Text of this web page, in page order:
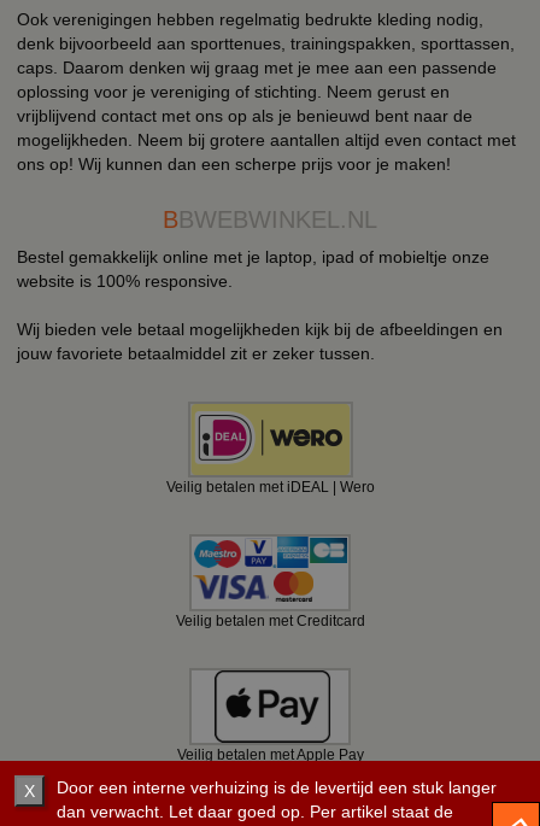
Ook verenigingen hebben regelmatig bedrukte kleding nodig,
denk bijvoorbeeld aan sporttenues, trainingspakken, sporttassen,
caps. Daarom denken wij graag met je mee aan een passende
oplossing voor je vereniging of stichting. Neem gerust en
vrijblijvend contact met ons op als je benieuwd bent naar de
mogelijkheden. Neem bij grotere aantallen altijd even contact met
ons op! Wij kunnen dan een scherpe prijs voor je maken!
BBWEBWINKEL.NL
Bestel gemakkelijk online met je laptop, ipad of mobieltje onze
website is 100% responsive.
Wij bieden vele betaal mogelijkheden kijk bij de afbeeldingen en
jouw favoriete betaalmiddel zit er zeker tussen.
Veilig betalen met iDEAL | Wero
Veilig betalen met Creditcard
Veilig betalen met Apple Pay
X
Door een interne verhuizing is de levertijd een stuk langer
dan verwacht. Let daar goed op. Per artikel staat de